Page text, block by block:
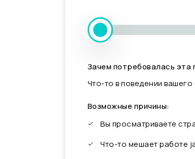
Зачем потребовалась эта
Что-то в поведении
Возможные причины:
Вы просматриваете
Что-то мешает работе